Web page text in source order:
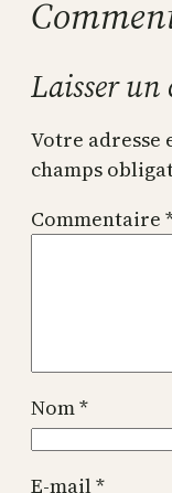
Laisser un
Votre adresse
champs
Commentaire
Nom*
E-mail*